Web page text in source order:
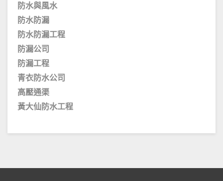
防水與風水
防水防漏
防水防漏工程
防漏公司
防漏工程
青衣防水公司
高壓通渠
黃大仙防水工程